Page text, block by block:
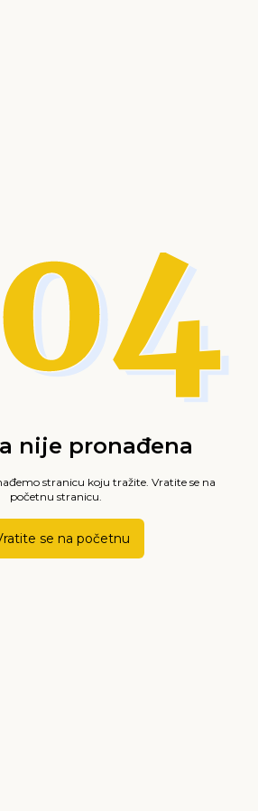
nije pronađena
stranicu koju tražite. Vratite se na
početnu stranicu.
se na početnu